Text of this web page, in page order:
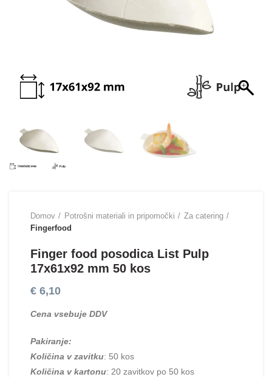
Domov Potrošni materiali in pripomočki
Za catering
Fingerfood
Finger food posodica List Pulp
17x61x92 mm 50 kos
€ 6,10
Cena vsebuje DDV
Pakiranje:
Količina v zavitku: 50 kos
Količina v kartonu: 20 zavitkov po 50 kos